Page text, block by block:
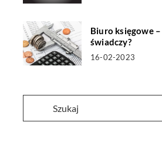
Biuro księgowe
świadczy?
16-02-2023